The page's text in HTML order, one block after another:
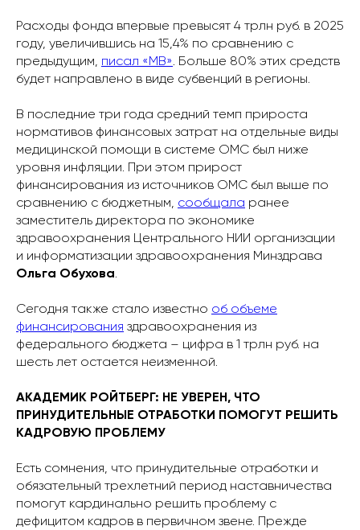
Расходы фонда впервые превысят 4 трлн руб. в 2025
году, увеличившись на 15,4% по сравнению с
предыдущим, писал «МВ». Больше 80% этих средств
будет направлено в виде субвенций в регионы.
В последние три года средний темп прироста
нормативов финансовых затрат на отдельные виды
медицинской помощи в системе ОМС был ниже
уровня инфляции. При этом прирост
финансирования из источников ОМС был выше по
сравнению с бюджетным, сообщала ранее
заместитель директора по экономике
здравоохранения Центрального НИИ организации
и информатизации здравоохранения Минздрава
Ольга Обухова.
Сегодня также стало известно об объеме
финансирования здравоохранения из
федерального бюджета – цифра в 1 трлн руб. на
шесть лет остается неизменной.
АКАДЕМИК РОЙТБЕРГ: НЕ УВЕРЕН, ЧТО
ПРИНУДИТЕЛЬНЫЕ ОТРАБОТКИ ПОМОГУТ РЕШИТЬ
КАДРОВУЮ ПРОБЛЕМУ
Есть сомнения, что принудительные отработки и
обязательный трехлетний период наставничества
помогут кардинально решить проблему с
дефицитом кадров в первичном звене. Прежде